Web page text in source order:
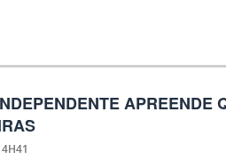
APREENDE